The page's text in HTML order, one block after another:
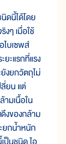
ดนี้ได้โดย
งๆ เมื่อใช้
ไบเซพส์
ยะแรกที่แรง
ยังยกวัตถุไม่
ลี่ยน แต่
ามเนื้อใน
ดึงของกล้าม
ยกน้ำหนัก